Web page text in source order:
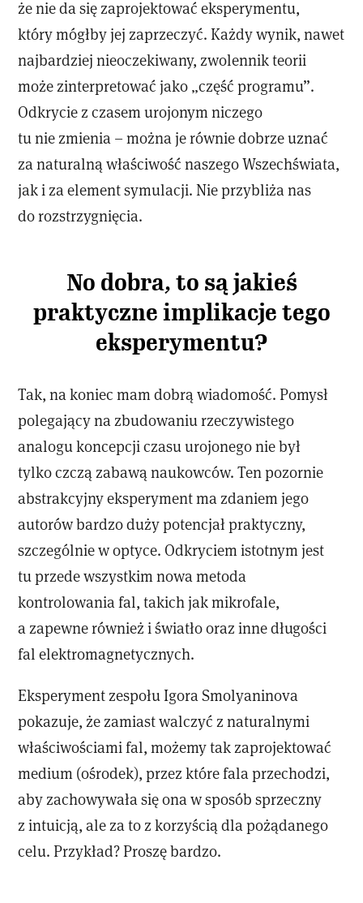
że nie da się zaprojektować eksperymentu,
który mógłby jej zaprzeczyć. Każdy wynik, nawet
najbardziej nieoczekiwany, zwolennik teorii
może zinterpretować jako „część programu”.
Odkrycie z czasem urojonym niczego
tu nie zmienia – można je równie dobrze uznać
za naturalną właściwość naszego Wszechświata,
jak i za element symulacji. Nie przybliża nas
do rozstrzygnięcia.
No dobra, to są jakieś
praktyczne implikacje tego
eksperymentu?
Tak, na koniec mam dobrą wiadomość. Pomysł
polegający na zbudowaniu rzeczywistego
analogu koncepcji czasu urojonego nie był
tylko czczą zabawą naukowców. Ten pozornie
abstrakcyjny eksperyment ma zdaniem jego
autorów bardzo duży potencjał praktyczny,
szczególnie w optyce. Odkryciem istotnym jest
tu przede wszystkim nowa metoda
kontrolowania fal, takich jak mikrofale,
a zapewne również i światło oraz inne długości
fal elektromagnetycznych.
Eksperyment zespołu Igora Smolyaninova
pokazuje, że zamiast walczyć z naturalnymi
właściwościami fal, możemy tak zaprojektować
medium (ośrodek), przez które fala przechodzi,
aby zachowywała się ona w sposób sprzeczny
z intuicją, ale za to z korzyścią dla pożądanego
celu. Przykład? Proszę bardzo.